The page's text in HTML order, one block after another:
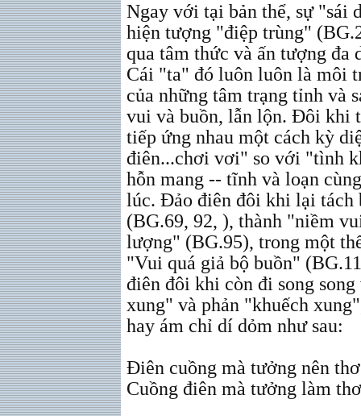
Ngay với tại bản thể, sự "sái
hiện tượng "điệp trùng"
qua tâm thức và ấn tượng đa
Cái "ta" đó luôn luôn là môi
của những tâm trạng tỉnh và
vui và buồn, lẫn lộn. Đôi khi
tiếp ứng nhau một cách kỳ
điên...chơi vơi" so với "tình
hỗn mang -- tĩnh và loạn
lúc. Đảo điên đôi khi lại tách
(BG.69, 92, ), thành "niềm
lượng" (BG.95), trong một
"Vui quá giả bộ buồn"
điên đôi khi còn đi song
xung" và phản "khuếch
hay ám chỉ dí dỏm như sau:
Điên cuồng mà tưởng nên thơ
Cuồng điên mà tưởng làm